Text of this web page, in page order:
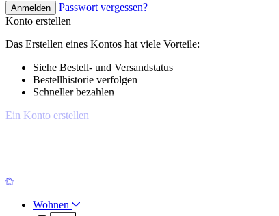
Anmelden
Passwort vergessen?
Konto erstellen
Das Erstellen eines Kontos hat viele Vorteile:
Siehe Bestell- und Versandstatus
Bestellhistorie verfolgen
Schneller bezahlen
Ein Konto erstellen
Wohnen